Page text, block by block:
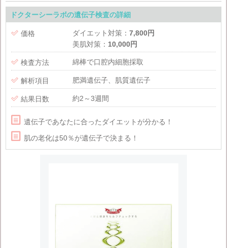
ドクターシーラボの遺伝子検査の詳細
 価格 ダイエット対策：7,800円
美肌対策： 10,000円
 検査方法 綿棒で口腔内細胞採取
 解析項目 肥満遺伝子、肌質遺伝子
 結果日数 約2～3週間
 遺伝子であなたに合ったダイエットが分かる！
 肌の老化は50％が遺伝子で決まる！